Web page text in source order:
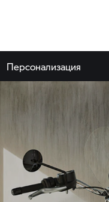
Персонализация